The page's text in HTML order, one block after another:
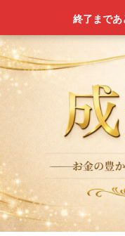
終了まで